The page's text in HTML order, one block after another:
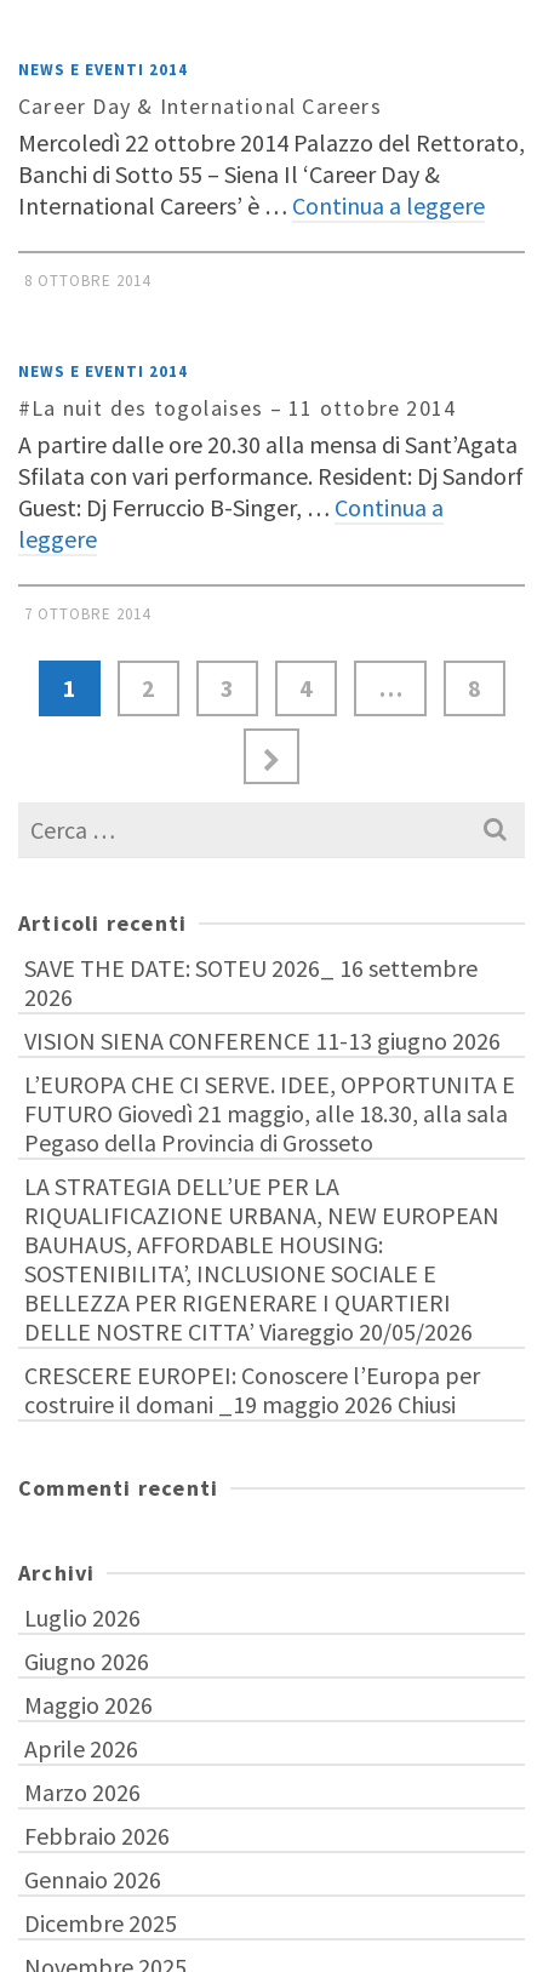
NEWS E EVENTI 2014
Career Day & International Careers
Mercoledì 22 ottobre 2014 Palazzo del Rettorato,
Banchi di Sotto 55 – Siena Il ‘Career Day &
International Careers’ è … Continua a leggere
8 OTTOBRE 2014
NEWS E EVENTI 2014
#La nuit des togolaises – 11 ottobre 2014
A partire dalle ore 20.30 alla mensa di Sant’Agata
Sfilata con vari performance. Resident: Dj Sandorf
Guest: Dj Ferruccio B-Singer, … Continua a
leggere
7 OTTOBRE 2014
1 2 3 4 … 8
Cerca
per:
Articoli recenti
SAVE THE DATE: SOTEU 2026_ 16 settembre
2026
VISION SIENA CONFERENCE 11-13 giugno 2026
L’EUROPA CHE CI SERVE. IDEE, OPPORTUNITA E
FUTURO Giovedì 21 maggio, alle 18.30, alla sala
Pegaso della Provincia di Grosseto
LA STRATEGIA DELL’UE PER LA
RIQUALIFICAZIONE URBANA, NEW EUROPEAN
BAUHAUS, AFFORDABLE HOUSING:
SOSTENIBILITA’, INCLUSIONE SOCIALE E
BELLEZZA PER RIGENERARE I QUARTIERI
DELLE NOSTRE CITTA’ Viareggio 20/05/2026
CRESCERE EUROPEI: Conoscere l’Europa per
costruire il domani _19 maggio 2026 Chiusi
Commenti recenti
Archivi
Luglio 2026
Giugno 2026
Maggio 2026
Aprile 2026
Marzo 2026
Febbraio 2026
Gennaio 2026
Dicembre 2025